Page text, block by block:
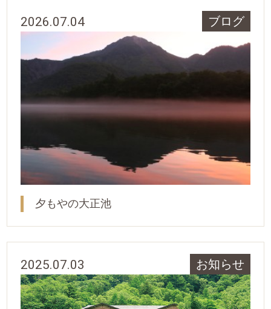
2026.07.04 ブログ
夕もやの大正池
2025.07.03 お知らせ